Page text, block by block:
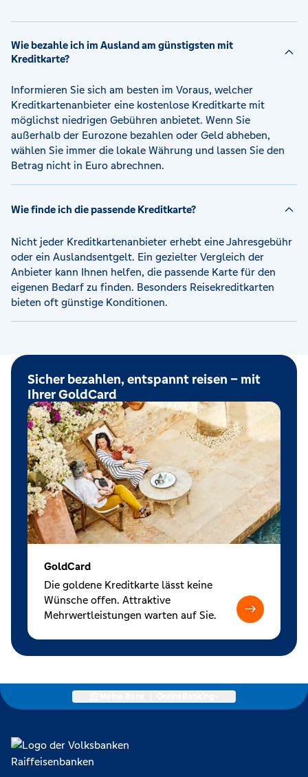
Wie bezahle ich im Ausland am günstigsten mit
Kreditkarte?
Informieren Sie sich am besten im Voraus, welcher
Kreditkartenanbieter eine kostenlose Kreditkarte mit
möglichst niedrigen Gebühren anbietet. Wenn Sie
außerhalb der Eurozone bezahlen oder Geld abheben,
wählen Sie immer die lokale Währung und lassen Sie den
Betrag nicht in Euro abrechnen.
Wie finde ich die passende Kreditkarte?
Nicht jeder Kreditkartenanbieter erhebt eine Jahresgebühr
oder ein Auslandsentgelt. Ein gezielter Vergleich der
Anbieter kann Ihnen helfen, die passende Karte für den
eigenen Bedarf zu finden. Besonders Reisekreditkarten
bieten oft günstige Konditionen.
Sicher bezahlen, entspannt reisen – mit
Ihrer GoldCard
GoldCard
Die goldene Kreditkarte lässt keine
Wünsche offen. Attraktive
Mehrwertleistungen warten auf Sie.